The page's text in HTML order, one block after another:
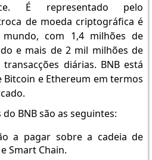
É representado pelo
de moeda criptográfica é
com 1,4 milhões de
e mais de 2 mil milhões de
diárias. BNB está
Bitcoin e Ethereum em termos
BNB são as seguintes:
a pagar sobre a cadeia de
Smart Chain.